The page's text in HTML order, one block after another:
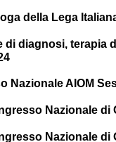
della Lega
di diagnosi, terapia
Nazionale AIOM
Nazionale di
Nazionale di